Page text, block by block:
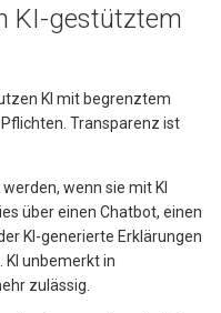
KI-gestütztem
KI mit begrenztem
Transparenz ist
wenn sie mit KI
über einen Chatbot, einen
KI-generierte Erklärungen
unbemerkt in
zulässig.